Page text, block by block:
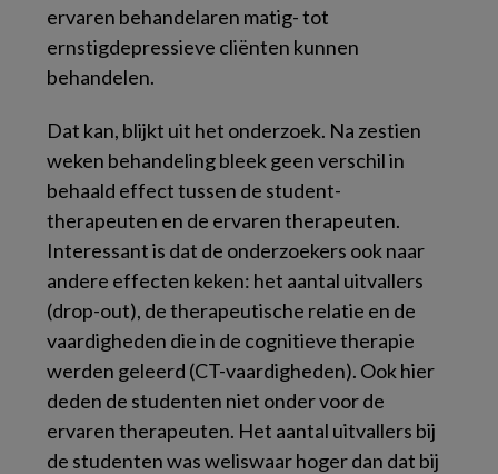
ervaren behandelaren matig- tot
ernstigdepressieve cliënten kunnen
behandelen.
Dat kan, blijkt uit het onderzoek. Na zestien
weken behandeling bleek geen verschil in
behaald effect tussen de student-
therapeuten en de ervaren therapeuten.
Interessant is dat de onderzoekers ook naar
andere effecten keken: het aantal uitvallers
(drop-out), de therapeutische relatie en de
vaardigheden die in de cognitieve therapie
werden geleerd (CT-vaardigheden). Ook hier
deden de studenten niet onder voor de
ervaren therapeuten. Het aantal uitvallers bij
de studenten was weliswaar hoger dan dat bij